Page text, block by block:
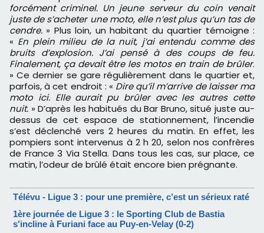
forcément criminel. Un jeune serveur du coin venait
juste de s’acheter une moto, elle n’est plus qu’un tas de
cendre. » Plus loin, un habitant du quartier témoigne :
« En plein milieu de la nuit, j’ai entendu comme des
bruits d’explosion. J’ai pensé à des coups de feu.
Finalement, ça devait être les motos en train de brûler.
» Ce dernier se gare régulièrement dans le quartier et,
parfois, à cet endroit : « Dire qu’il m’arrive de laisser ma
moto ici. Elle aurait pu brûler avec les autres cette
nuit. » D’après les habitués du Bar Bruno, situé juste au-
dessus de cet espace de stationnement, l’incendie
s’est déclenché vers 2 heures du matin. En effet, les
pompiers sont intervenus à 2 h 20, selon nos confrères
de France3 Via Stella. Dans tous les cas, sur place, ce
matin, l’odeur de brûlé était encore bien prégnante.
Télévu - Ligue 3 : pour une première, c’est un sérieux raté
1ère journée de Ligue 3 : le Sporting Club de Bastia
s'incline à Furiani face au Puy-en-Velay (0-2)